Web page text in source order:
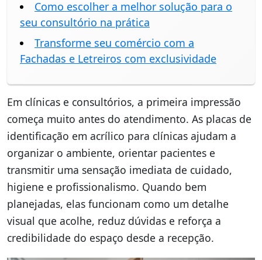
Como escolher a melhor solução para o
seu consultório na prática
Transforme seu comércio com a
Fachadas e Letreiros com exclusividade
Em clínicas e consultórios, a primeira impressão
começa muito antes do atendimento. As placas de
identificação em acrílico para clínicas ajudam a
organizar o ambiente, orientar pacientes e
transmitir uma sensação imediata de cuidado,
higiene e profissionalismo. Quando bem
planejadas, elas funcionam como um detalhe
visual que acolhe, reduz dúvidas e reforça a
credibilidade do espaço desde a recepção.